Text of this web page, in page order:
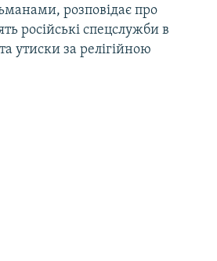
розповідає про
російські спецслужби в
утиски за релігійною